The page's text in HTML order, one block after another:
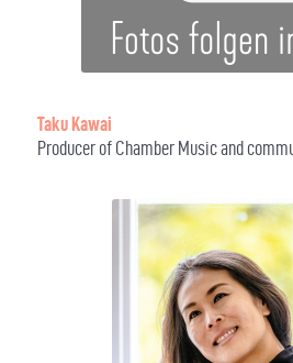
Taku Kawai
Producer of Chamber Music and